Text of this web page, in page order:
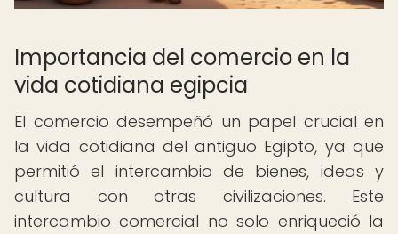
Importancia del comercio en la
vida cotidiana egipcia
El comercio desempeñó un papel crucial en
la vida cotidiana del antiguo Egipto, ya que
permitió el intercambio de bienes, ideas y
cultura con otras civilizaciones. Este
intercambio comercial no solo enriqueció la